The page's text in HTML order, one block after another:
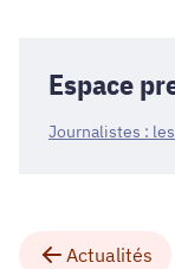
Espace
Journalistes :
Actualités